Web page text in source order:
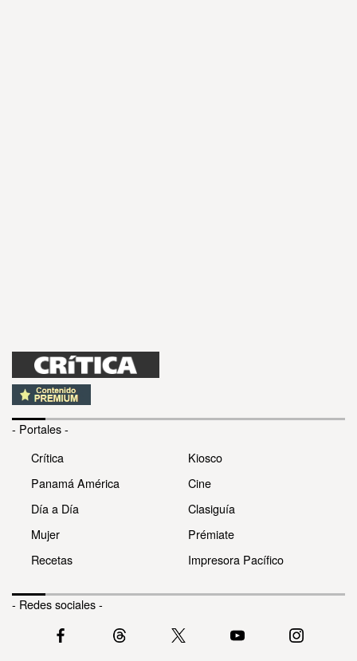
- Portales -
Crítica
Panamá América
Día a Día
Mujer
Recetas
Kiosco
Cine
Clasiguía
Prémiate
Impresora Pacífico
- Redes sociales -